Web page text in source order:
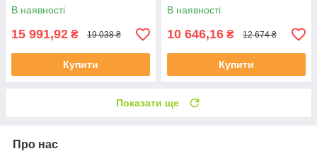
В наявності
15 991,92 ₴ 19 038 ₴
Купити
В наявності
10 646,16 ₴ 12 674 ₴
Купити
Показати ще
Про нас